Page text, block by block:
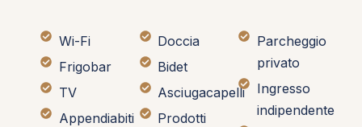
Wi-Fi
Frigobar
TV
Appendiabiti
Doccia
Bidet
Asciugacapelli
Prodotti
Parcheggio
privato
Ingresso
indipendente